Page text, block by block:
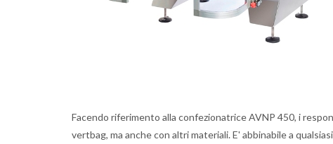
Facendo riferimento alla confezionatrice AVNP 450, i
vertbag, ma anche con altri materiali. E' abbinabile a